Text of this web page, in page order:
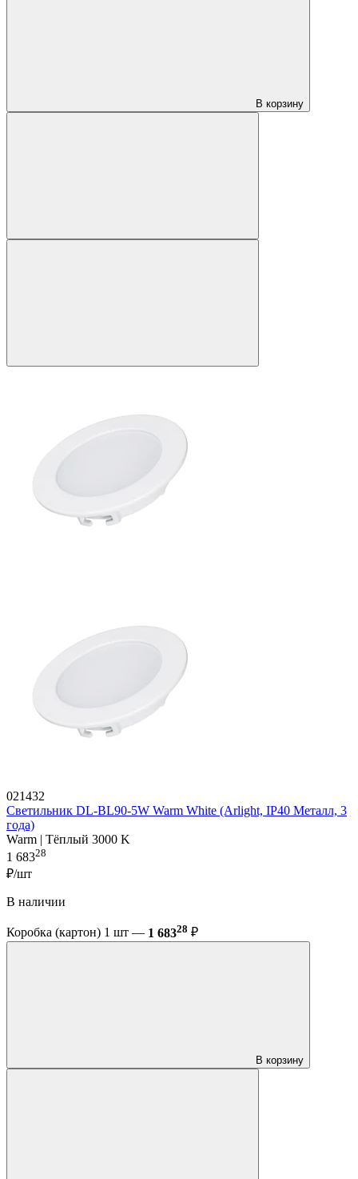
В корзину
021432
Светильник DL-BL90-5W Warm White (Arlight, IP40 Металл, 3
года)
Warm | Тёплый 3000 K
1 68328
₽/шт
В наличии
Коробка (картон) 1 шт — 1 68328 ₽
В корзину